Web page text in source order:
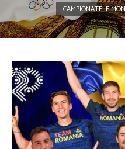
CAMPIONATELE